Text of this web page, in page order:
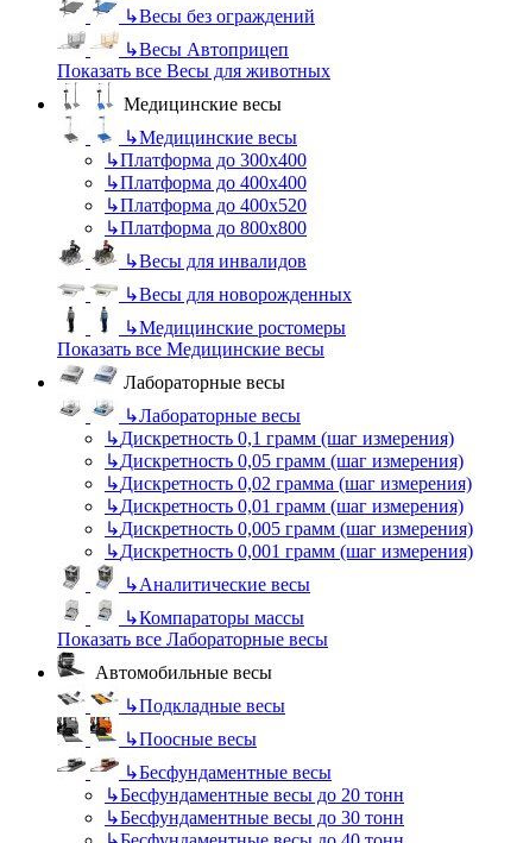
↳Весы без ограждений
↳Весы Автоприцеп
Показать все Весы для животных
Медицинские весы
↳Медицинские весы
↳Платформа до 300х400
↳Платформа до 400х400
↳Платформа до 400х520
↳Платформа до 800х800
↳Весы для инвалидов
↳Весы для новорожденных
↳Медицинские ростомеры
Показать все Медицинские весы
Лабораторные весы
↳Лабораторные весы
↳Дискретность 0,1 грамм (шаг измерения)
↳Дискретность 0,05 грамм (шаг измерения)
↳Дискретность 0,02 грамма (шаг измерения)
↳Дискретность 0,01 грамм (шаг измерения)
↳Дискретность 0,005 грамм (шаг измерения)
↳Дискретность 0,001 грамм (шаг измерения)
↳Аналитические весы
↳Компараторы массы
Показать все Лабораторные весы
Автомобильные весы
↳Подкладные весы
↳Поосные весы
↳Бесфундаментные весы
↳Бесфундаментные весы до 20 тонн
↳Бесфундаментные весы до 30 тонн